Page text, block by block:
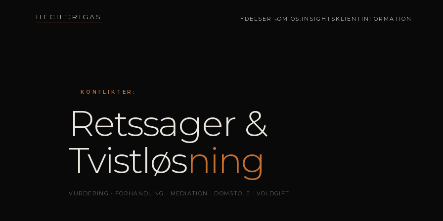
HECHT: RIGAS YDELSER OM OS: INSIGHTS KLIENTINFORMATION
KONFLIKTER :
Retssager &
Tvistløsning
VURDERING · FORHANDLING · MEDIATION · DOMSTOLE · VOLDGIFT